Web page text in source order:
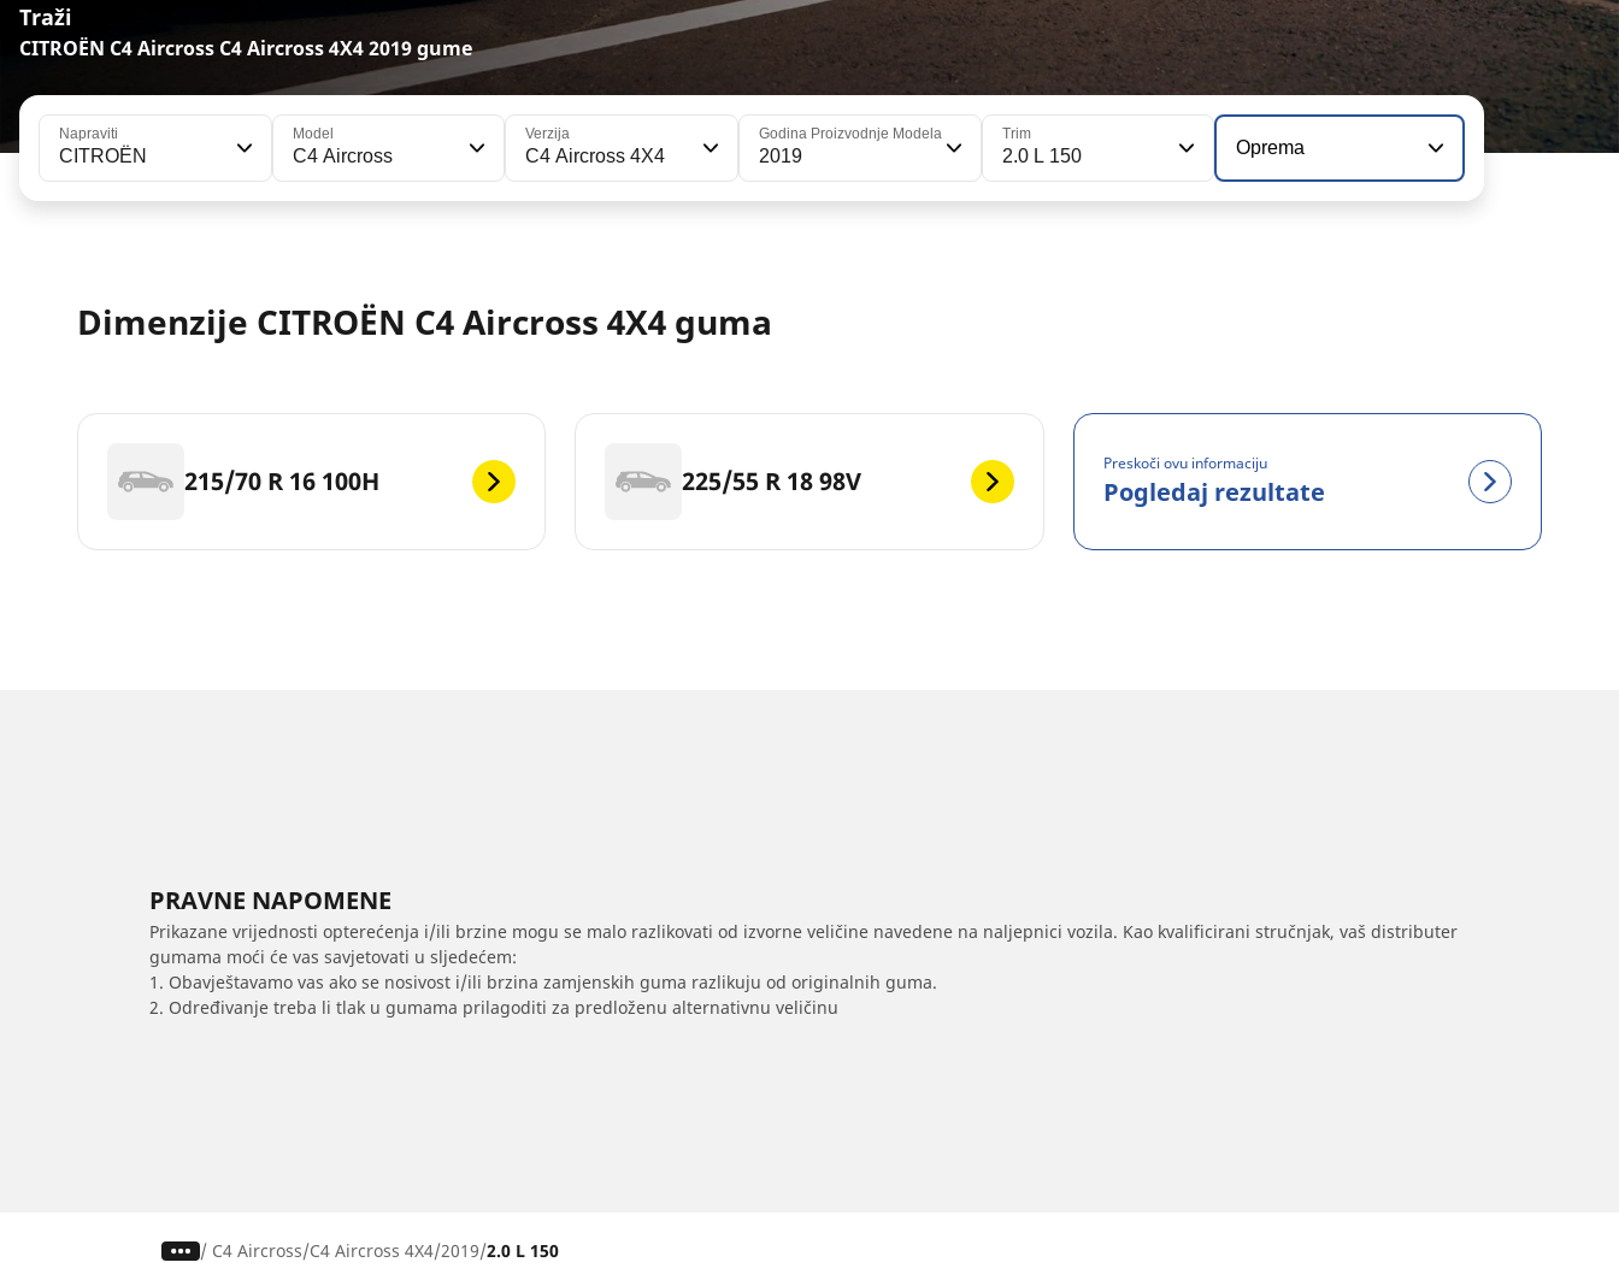
Traži
CITROËN C4 Aircross C4 Aircross 4X4 2019 gume
Napraviti
CITROËN
Model
C4 Aircross
Verzija
C4 Aircross 4X4
Godina Proizvodnje Modela
2019
Trim
2.0 L 150 Oprema
Dimenzije CITROËN C4 Aircross 4X4 guma
215/70 R 16 100H 225/55 R 18 98V
Preskoči ovu informaciju
Pogledaj rezultate
PRAVNE NAPOMENE
Prikazane vrijednosti opterećenja i/ili brzine mogu se malo razlikovati od izvorne veličine navedene na naljepnici vozila. Kao kvalificirani stručnjak, vaš distributer
gumama moći će vas savjetovati u sljedećem:
1. Obavještavamo vas ako se nosivost i/ili brzina zamjenskih guma razlikuju od originalnih guma.
2. Određivanje treba li tlak u gumama prilagoditi za predloženu alternativnu veličinu
/ C4 Aircross C4 Aircross 4X4 2019 2.0 L 150